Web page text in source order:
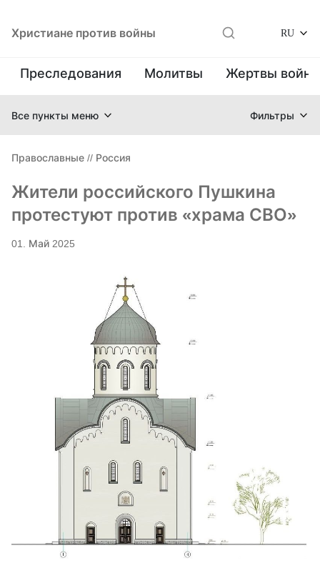
Христиане против войны RU
Преследования Молитвы Жертвы
Все пункты меню Фильтры
Православные // Россия
Жители российского Пушкина
протестуют против «храма СВО»
01. Май 2025